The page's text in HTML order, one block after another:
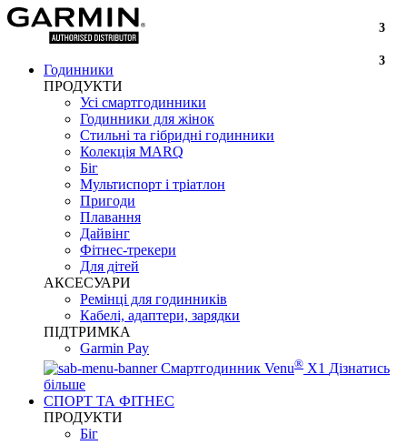
Годинники
ПРОДУКТИ
Усі смартгодинники
Годинники для жінок
Стильні та гібридні годинники
Колекція MARQ
Біг
Мультиспорт і тріатлон
Пригоди
Плавання
Дайвінг
Фітнес-трекери
Для дітей
АКСЕСУАРИ
Ремінці для годинників
Кабелі, адаптери, зарядки
ПІДТРИМКА
Garmin Pay
Смартгодинник Venu® X1 Дізнатись
більше
СПОРТ ТА ФІТНЕС
ПРОДУКТИ
Біг
3
3